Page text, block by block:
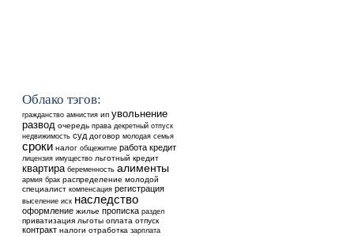
Облако тэгов:
гражданство амнистия ип увольнение
развод очередь права декретный отпуск
недвижимость суд договор молодая семья
сроки налог общежитие работа кредит
лицензия имущество льготный кредит
квартира беременность алименты
армия брак распределение молодой
специалист компенсация регистрация
выселение иск наследство
оформление жилье прописка раздел
приватизация льготы оплата отпуск
контракт налоги отработка зарплата